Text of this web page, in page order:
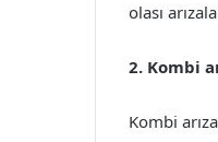
olası
2. Kombi
Kombi